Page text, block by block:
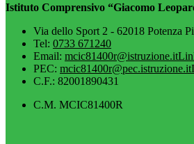
Istituto Comprensivo “Giacomo
Via dello Sport 2 - 62018 Potenza
Tel: 0733 671240
Email: mcic81400r@istruzione.it
PEC: mcic81400r@pec.istruzione.it
C.F.: 82001890431
C.M. MCIC81400R